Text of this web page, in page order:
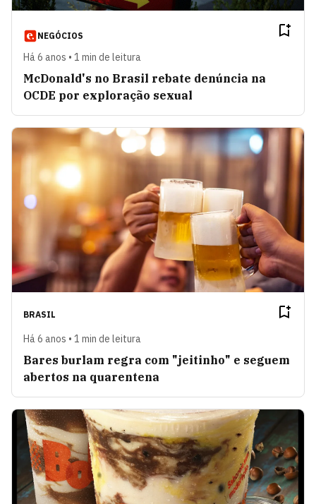
NEGÓCIOS
Há 6 anos • 1 min de leitura
McDonald's no Brasil rebate denúncia na
OCDE por exploração sexual
BRASIL
Há 6 anos • 1 min de leitura
Bares burlam regra com "jeitinho" e seguem
abertos na quarentena